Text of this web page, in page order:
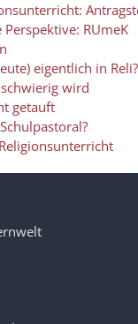
RUmeK
eigentlich in Reli?
wird
getauft